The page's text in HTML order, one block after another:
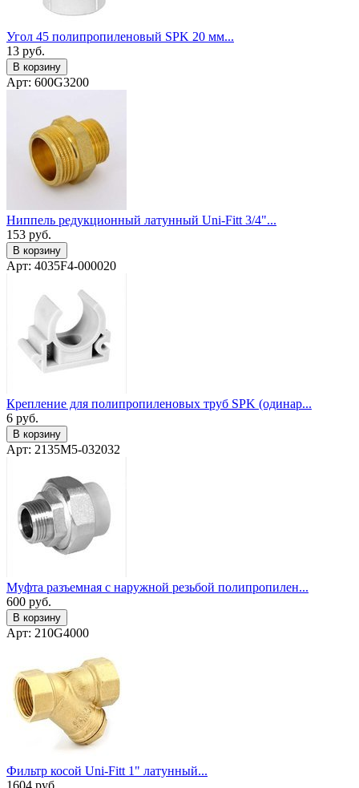
Угол 45 полипропиленовый SPK 20 мм...
13 руб.
В корзину
Арт: 600G3200
Ниппель редукционный латунный Uni-Fitt 3/4"...
153 руб.
В корзину
Арт: 4035F4-000020
Крепление для полипропиленовых труб SPK (одинар...
6 руб.
В корзину
Арт: 2135M5-032032
Муфта разъемная с наружной резьбой полипропилен...
600 руб.
В корзину
Арт: 210G4000
Фильтр косой Uni-Fitt 1" латунный...